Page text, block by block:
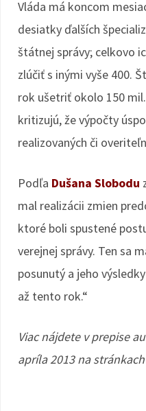
Vláda má koncom
desiatky ďalších
štátnej správy; celkovo
zlúčiť s inými vyše 400.
rok ušetriť okolo 150
kritizujú, že výpočty
realizovaných či
Podľa Dušana Slobodu
mal realizácii zmien
ktoré boli spustené
verejnej správy. Ten sa
posunutý a jeho
až tento rok.“
Viac nájdete v prepise
apríla 2013 na